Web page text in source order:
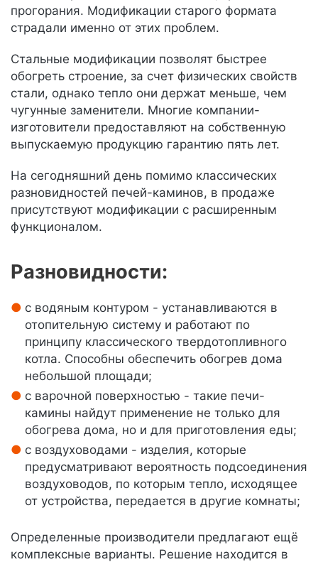
прогорания. Модификации старого формата
страдали именно от этих проблем.
Стальные модификации позволят быстрее
обогреть строение, за счет физических свойств
стали, однако тепло они держат меньше, чем
чугунные заменители. Многие компании-
изготовители предоставляют на собственную
выпускаемую продукцию гарантию пять лет.
На сегодняшний день помимо классических
разновидностей печей-каминов, в продаже
присутствуют модификации с расширенным
функционалом.
Разновидности:
с водяным контуром - устанавливаются в
отопительную систему и работают по
принципу классического твердотопливного
котла. Способны обеспечить обогрев дома
небольшой площади;
с варочной поверхностью - такие печи-
камины найдут применение не только для
обогрева дома, но и для приготовления еды;
с воздуховодами - изделия, которые
предусматривают вероятность подсоединения
воздуховодов, по которым тепло, исходящее
от устройства, передается в другие комнаты;
Определенные производители предлагают ещё
комплексные варианты. Решение находится в